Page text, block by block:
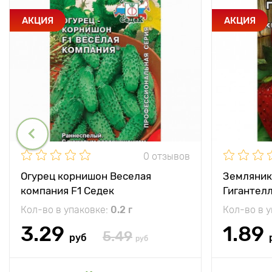
АКЦИЯ
0 отзывов
Огурец корнишон Веселая
компания F1 Седек
Кол-во в упаковке: 0.2 г
3.29 руб 5.49 руб
АКЦИЯ
Кол-во в
1.89